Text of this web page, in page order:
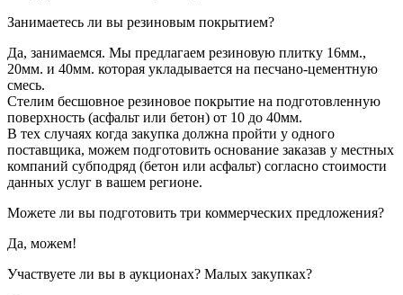
Занимаетесь ли вы резиновым покрытием?
Да, занимаемся. Мы предлагаем резиновую плитку 16мм.,
20мм. и 40мм. которая укладывается на песчано-цементную
смесь.
Стелим бесшовное резиновое покрытие на подготовленную
поверхность (асфальт или бетон) от 10 до 40мм.
В тех случаях когда закупка должна пройти у одного
поставщика, можем подготовить основание заказав у местных
компаний субподряд (бетон или асфальт) согласно стоимости
данных услуг в вашем регионе.
Можете ли вы подготовить три коммерческих предложения?
Да, можем!
Участвуете ли вы в аукционах? Малых закупках?